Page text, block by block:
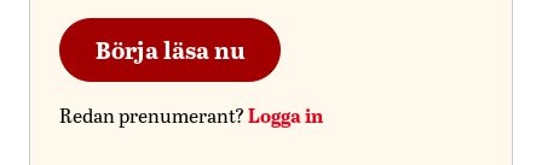
Börja läsa nu
Redan prenumerant?Logga in